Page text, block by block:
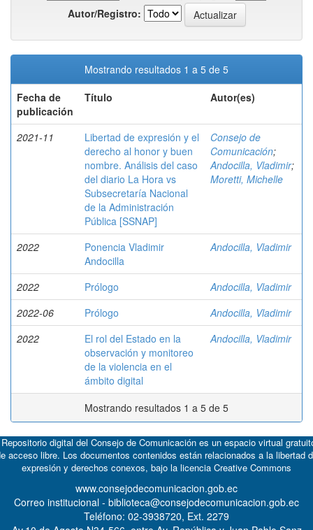
Autor/Registro:
Mostrando resultados 1 a 5 de 5
Fecha de
publicación
Título Autor(es)
2021-11
Libertad de expresión y el
derecho al honor y buen
nombre. Análisis del caso
del diario La Hora vs
Subsecretaría Nacional
de la Administración
Pública [SSNAP]
Consejo de
Comunicación;
Andocilla, Vladimir;
Moretti, Michelle
2022
Ponencia Vladimir
Andocilla
Andocilla, Vladimir
2022 Prólogo
Andocilla, Vladimir
2022-06
Prólogo
Andocilla, Vladimir
2022
El rol del Estado en la
observación y monitoreo
de la violencia en el
ámbito digital
Andocilla, Vladimir
Mostrando resultados 1 a 5 de 5
digital del Consejo de Comunicación es un espacio virtual
acceso libre. Los documentos contenidos están relacionados a la libertad
expresión y derechos conexos, bajo la licencia Creative Commons
www.consejodecomunicacion.gob.ec
Correo institucional - biblioteca@consejodecomunicacion.gob.ec
Teléfono: 02-3938720, Ext. 2279